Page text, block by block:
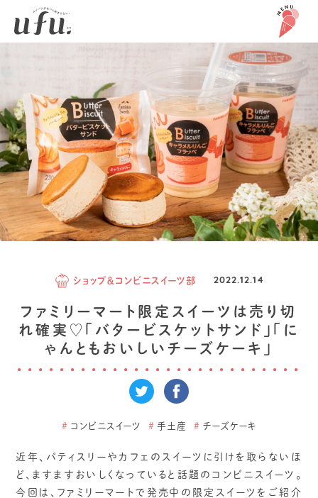
ショップ＆コンビニスイーツ部 2022.12.14
ファミリーマート限定スイーツは売り切
れ確実♡「バタービスケットサンド」「に
ゃんともおいしいチーズケーキ」
# コンビニスイーツ # 手土産 # チーズケーキ
近年、パティスリーやカフェのスイーツに引けを取らないほ
ど、ますますおいしくなっていると話題のコンビニスイーツ。
今回は、ファミリーマートで発売中の限定スイーツをご紹介